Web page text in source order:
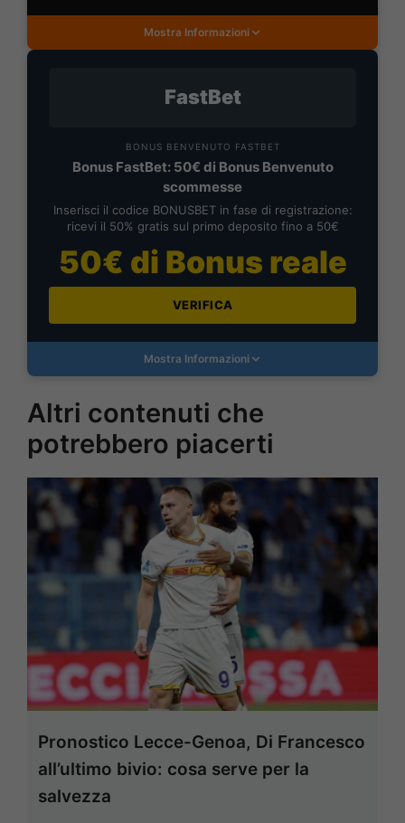
Mostra Informazioni
FastBet
BONUS BENVENUTO FASTBET
Bonus FastBet: 50€ di Bonus Benvenuto
scommesse
Inserisci il codice BONUSBET in fase di registrazione:
ricevi il 50% gratis sul primo deposito fino a 50€
50€ di Bonus reale
VERIFICA
Mostra Informazioni
Altri contenuti che
potrebbero piacerti
Pronostico Lecce-Genoa, Di Francesco
all’ultimo bivio: cosa serve per la
salvezza